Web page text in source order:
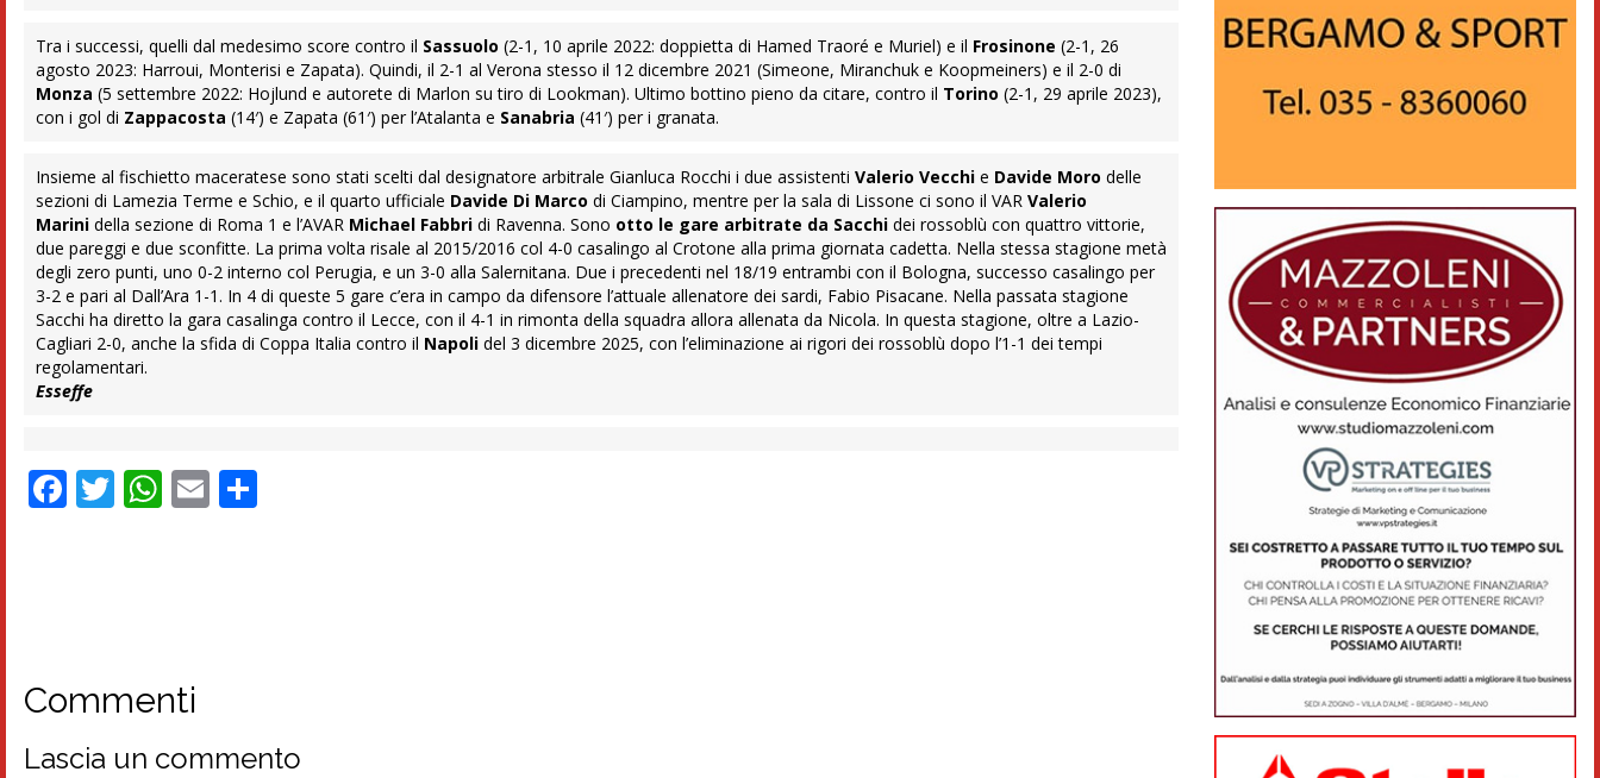
Tra i successi, quelli dal medesimo score contro il Sassuolo (2-1, 10 aprile 2022: doppietta di Hamed Traoré e Muriel) e il Frosinone (2-1, 26
agosto 2023: Harroui, Monterisi e Zapata). Quindi, il 2-1 al Verona stesso il 12 dicembre 2021 (Simeone, Miranchuk e Koopmeiners) e il 2-0 di
Monza (5 settembre 2022: Hojlund e autorete di Marlon su tiro di Lookman). Ultimo bottino pieno da citare, contro il Torino (2-1, 29 aprile 2023),
con i gol di Zappacosta (14′) e Zapata (61′) per l’Atalanta e Sanabria (41′) per i granata.
Insieme al fischietto ​maceratese sono stati scelti dal designatore arbitrale Gianluca Rocchi i due assistentiValerio Vecchie Davide Morodelle
sezioni di Lamezia Terme e Schio, e il quarto ufficiale Davide Di Marcodi Ciampino, mentre per la sala di Lissone ci sono il VARValerio
Marinidella sezione di Roma 1 e l’AVAR Michael Fabbridi Ravenna. Sono otto le gare arbitrate da Sacchidei rossoblù con quattro vittorie,
due pareggi e due sconfitte. La prima volta risale al 2015/2016 col 4-0 casalingo al Crotone alla prima giornata cadetta. Nella stessa stagione metà
degli zero punti, uno 0-2 interno col Perugia, e un 3-0 alla Salernitana. Due i precedenti nel 18/19 entrambi con il Bologna, successo casalingo per
3-2 e pari al Dall’Ara 1-1. In 4 di queste 5 gare c’era in campo da difensore l’attuale allenatore dei sardi, Fabio Pisacane. Nella passata stagione
Sacchi ha diretto la gara casalinga contro il Lecce, con il 4-1 in rimonta della squadra allora allenata da Nicola. In questa stagione, oltre a Lazio-
Cagliari 2-0, anche la sfida di Coppa Italia contro il Napoli del 3 dicembre 2025, con l’eliminazione ai rigori dei rossoblù dopo l’1-1 dei tempi
regolamentari.
Esseffe
Facebook
Twitter
WhatsApp
Email
Commenti
Lascia un commento